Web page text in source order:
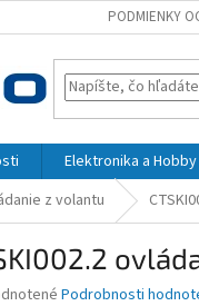
PODMIENKY
Elektronika a Hobby
z volantu
Podrobnosti